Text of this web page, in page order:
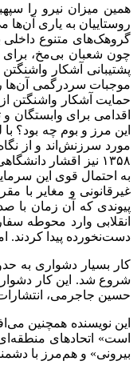
همین میزان نیرو را
روستاییان به یاری
چون شعبان بی‌مخ، برای
پشتیبانی آشکار
موجبات سردرگمی آن‌ها
حمایت آشکار واشنگتن از
اقدامی برای وابستگان
مورد سرزنش‌اند و از
۱۳۵۸ نیز اقشار
به احتمال قوی این
غیرقانونی و مغایر با
پیوندی که آن زمان با
انقلابی وارد محوطه
دست‌نخورده پیدا کردند.
شروع شد. این کار دشوار
حسین جاجرمی، انتشارات
این نویسنده همچنین
بیرونی» و هم‌مرز با